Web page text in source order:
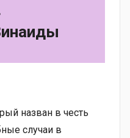
назван в честь
случаи в